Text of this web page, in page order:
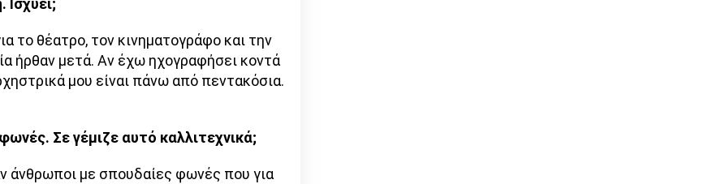
το θέατρο, τον κινηματογράφο και την
ήρθαν μετά. Αν έχω ηχογραφήσει κοντά
μου είναι πάνω από πεντακόσια.
Σε γέμιζε αυτό καλλιτεχνικά;
άνθρωποι με σπουδαίες φωνές που για